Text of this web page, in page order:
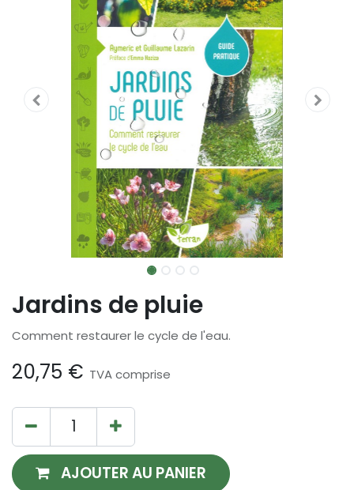
Jardins de pluie
Comment restaurer le cycle de l'eau.
20,75 € TVA comprise
AJOUTER AU PANIER